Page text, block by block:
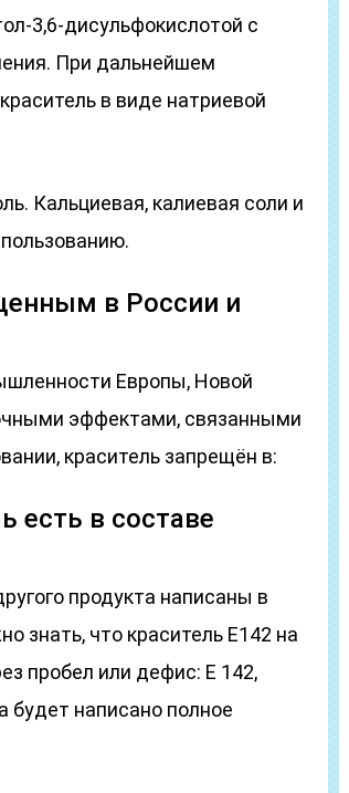
3,6-дисульфокислотой с
При дальнейшем
в виде натриевой
Кальциевая, калиевая соли и
в России и
Европы, Новой
эффектами, связанными
краситель запрещён в:
есть в составе
продукта написаны в
знать, что краситель Е142 на
пробел или дефис: Е 142,
будет написано полное